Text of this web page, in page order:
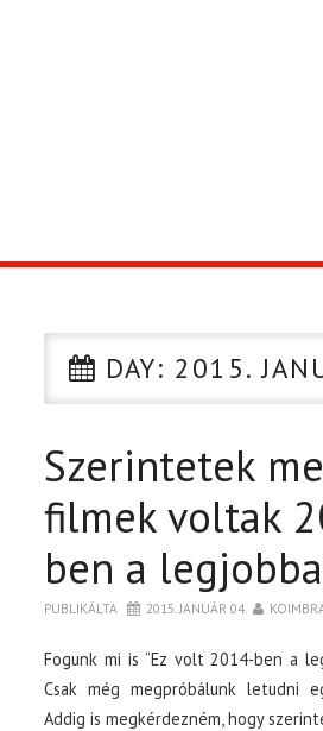
CIKK
PÓLÓ RENDELÉS
DAY: 2015.
Szerintetek
filmek voltak
ben a
PUBLIKÁLTA 2015. JANUÁR 04.
Fogunk mi is “Ez volt 2014-ben a
Csak még megpróbálunk letudni
Addig is megkérdezném, hogy